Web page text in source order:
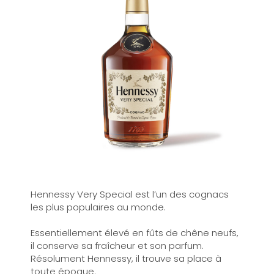
Hennessy Very Special est l’un des cognacs
les plus populaires au monde.
Essentiellement élevé en fûts de chêne neufs,
il conserve sa fraîcheur et son parfum.
Résolument Hennessy, il trouve sa place à
toute époque.